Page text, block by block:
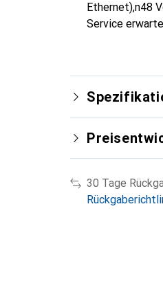
Ethernet),n48
Service
30 Tage